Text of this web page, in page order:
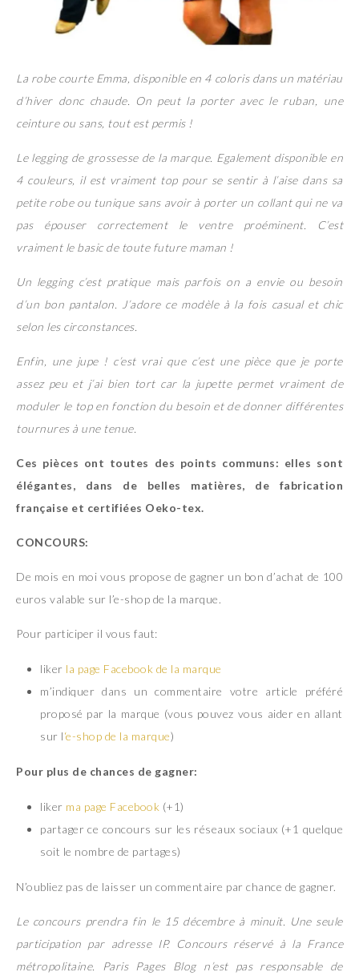
La robe courte Emma, disponible en 4 coloris dans un matériau
d’hiver donc chaude. On peut la porter avec le ruban, une
ceinture ou sans, tout est permis !
Le legging de grossesse de la marque. Egalement disponible en
4 couleurs, il est vraiment top pour se sentir à l’aise dans sa
petite robe ou tunique sans avoir à porter un collant qui ne va
pas épouser correctement le ventre proéminent. C’est
vraiment le basic de toute future maman !
Un legging c’est pratique mais parfois on a envie ou besoin
d’un bon pantalon. J’adore ce modèle à la fois casual et chic
selon les circonstances.
Enfin, une jupe ! c’est vrai que c’est une pièce que je porte
assez peu et j’ai bien tort car la jupette permet vraiment de
moduler le top en fonction du besoin et de donner différentes
tournures à une tenue.
Ces pièces ont toutes des points communs: elles sont
élégantes, dans de belles matières, de fabrication
française et certifiées Oeko-tex.
CONCOURS:
De mois en moi vous propose de gagner un bon d’achat de 100
euros valable sur l’e-shop de la marque.
Pour participer il vous faut:
liker la page Facebook de la marque
m’indiquer dans un commentaire votre article préféré
proposé par la marque (vous pouvez vous aider en allant
sur l‘e-shop de la marque)
Pour plus de chances de gagner:
liker ma page Facebook (+1)
partager ce concours sur les réseaux sociaux (+1 quelque
soit le nombre de partages)
N’oubliez pas de laisser un commentaire par chance de gagner.
Le concours prendra fin le 15 décembre à minuit. Une seule
participation par adresse IP. Concours réservé à la France
métropolitaine. Paris Pages Blog n’est pas responsable de